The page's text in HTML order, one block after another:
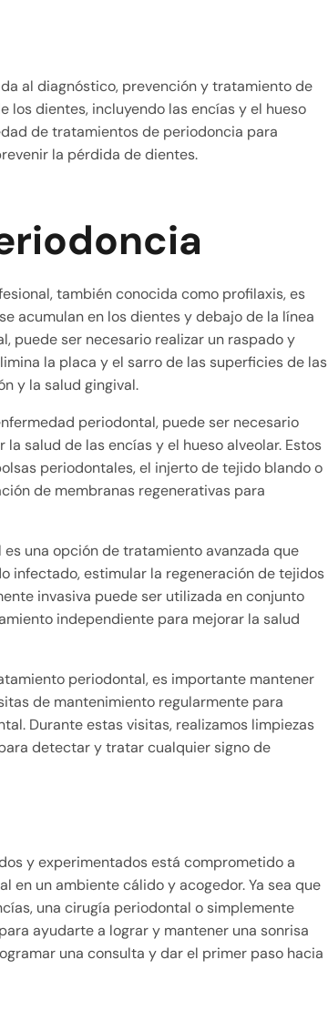
al diagnóstico, prevención y tratamiento de
dientes, incluyendo las encías y el hueso
de tratamientos de periodoncia para
la pérdida de dientes.
también conocida como profilaxis, es
acumulan en los dientes y debajo de la línea
puede ser necesario realizar un raspado y
la placa y el sarro de las superficies de las
y la salud gingival.
periodontal, puede ser necesario
salud de las encías y el hueso alveolar. Estos
periodontales, el injerto de tejido blando o
de membranas regenerativas para
una opción de tratamiento avanzada que
infectado, estimular la regeneración de tejidos
invasiva puede ser utilizada en conjunto
independiente para mejorar la salud
periodontal, es importante mantener
de mantenimiento regularmente para
Durante estas visitas, realizamos limpiezas
detectar y tratar cualquier signo de
y experimentados está comprometido a
un ambiente cálido y acogedor. Ya sea que
una cirugía periodontal o simplemente
ayudarte a lograr y mantener una sonrisa
una consulta y dar el primer paso hacia